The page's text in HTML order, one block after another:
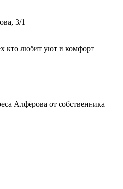
3/1
кто любит уют и комфорт
Алфёрова от собственника